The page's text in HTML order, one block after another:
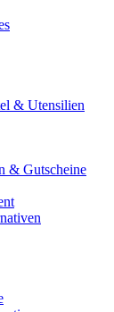
& Utensilien
& Gutscheine